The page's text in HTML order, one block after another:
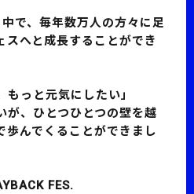
で、毎年数万人の方々に足
スへと成長することができ
もっと元気にしたい」
が、ひとつひとつの壁を越
歩んでくることができまし
FES.